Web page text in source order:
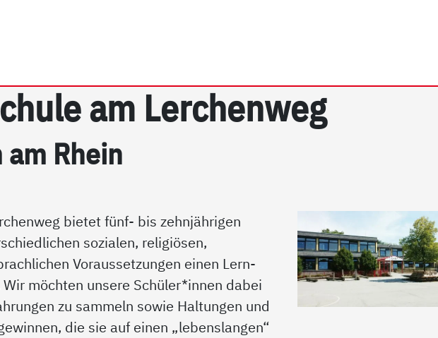
am Ler­chen­weg
Rhein
bietet fünf- bis zehnjährigen
sozialen, religiösen,
Voraussetzungen einen Lern-
möchten unsere Schüler*innen dabei
zu sammeln sowie Haltungen und
die sie auf einen „lebenslangen“